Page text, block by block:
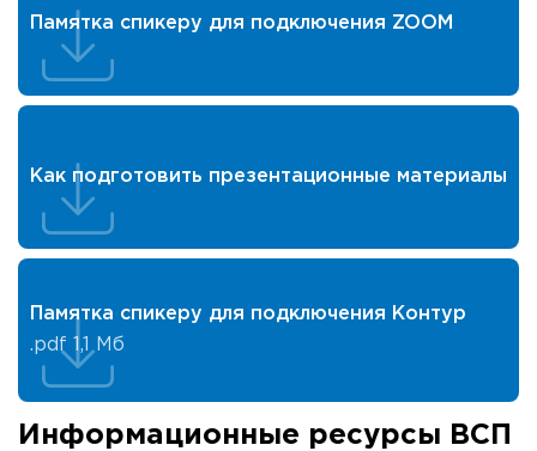
Памятка спикеру для подключения ZOOM
Как подготовить презентационные материалы
Памятка спикеру для подключения Контур
.pdf
1,1 Мб
Информационные ресурсы ВСП